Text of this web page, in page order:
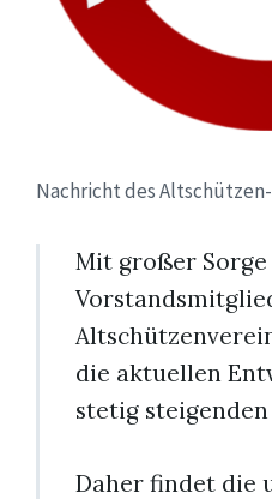
Nachricht des
Mit großer
die aktuellen
stetig
Daher findet die